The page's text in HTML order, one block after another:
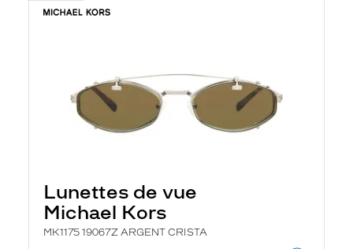
Lunettes de vue
Michael Kors
MK1175 19067Z ARGENT CRISTA